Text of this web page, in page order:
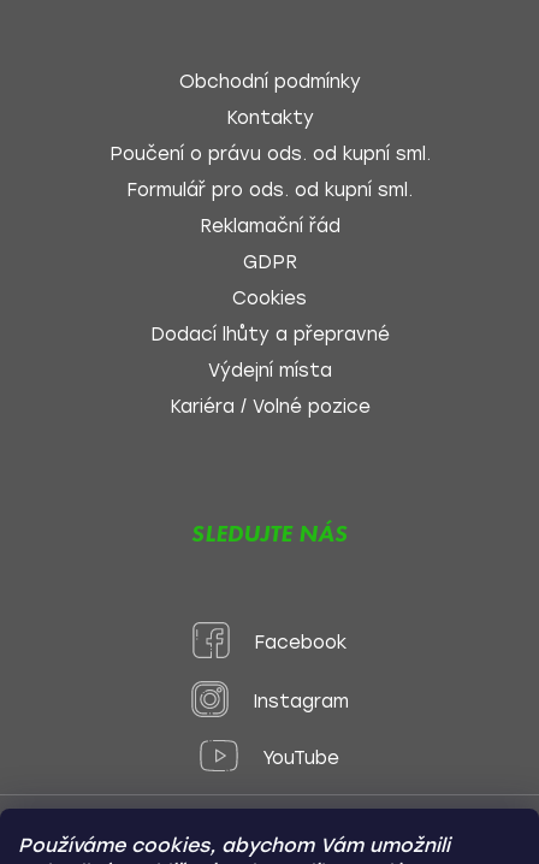
Používáme cookies, abychom Vám umožnili
Obchodní podmínky
Kontakty
Poučení o právu ods. od kupní sml.
Formulář pro ods. od kupní sml.
Reklamační řád
GDPR
Cookies
Dodací lhůty a přepravné
Výdejní místa
Kariéra / Volné pozice
SLEDUJTE NÁS
Facebook
Instagram
YouTube
Způsoby platby: